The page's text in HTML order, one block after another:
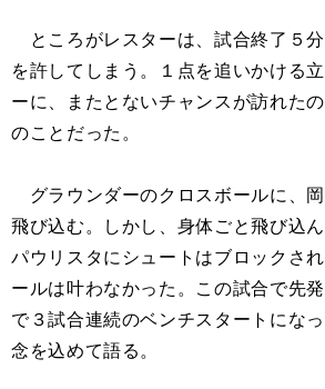
ところがレスターは、試合終了５
を許してしまう。１点を追いかける
ーに、またとないチャンスが訪れた
のことだった。
グラウンダーのクロスボールに、
飛び込む。しかし、身体ごと飛び込
パウリスタにシュートはブロックさ
ールは叶わなかった。この試合で先
で３試合連続のベンチスタートにな
念を込めて語る。